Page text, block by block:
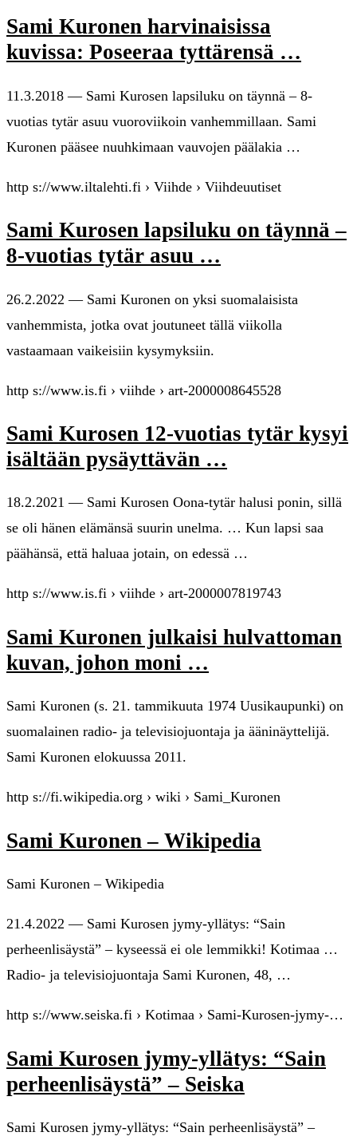
Sami Kuronen harvinaisissa
kuvissa: Poseeraa tyttärensä …
11.3.2018 — Sami Kurosen lapsiluku on täynnä – 8-
vuotias tytär asuu vuoroviikoin vanhemmillaan. Sami
Kuronen pääsee nuuhkimaan vauvojen päälakia …
http s://www.iltalehti.fi › Viihde › Viihdeuutiset
Sami Kurosen lapsiluku on täynnä –
8-vuotias tytär asuu …
26.2.2022 — Sami Kuronen on yksi suomalaisista
vanhemmista, jotka ovat joutuneet tällä viikolla
vastaamaan vaikeisiin kysymyksiin.
http s://www.is.fi › viihde › art-2000008645528
Sami Kurosen 12-vuotias tytär kysyi
isältään pysäyttävän …
18.2.2021 — Sami Kurosen Oona-tytär halusi ponin, sillä
se oli hänen elämänsä suurin unelma. … Kun lapsi saa
päähänsä, että haluaa jotain, on edessä …
http s://www.is.fi › viihde › art-2000007819743
Sami Kuronen julkaisi hulvattoman
kuvan, johon moni …
Sami Kuronen (s. 21. tammikuuta 1974 Uusikaupunki) on
suomalainen radio- ja televisiojuontaja ja ääninäyttelijä.
Sami Kuronen elokuussa 2011.
http s://fi.wikipedia.org › wiki › Sami_Kuronen
Sami Kuronen – Wikipedia
Sami Kuronen – Wikipedia
21.4.2022 — Sami Kurosen jymy-yllätys: “Sain
perheenlisäystä” – kyseessä ei ole lemmikki! Kotimaa …
Radio- ja televisiojuontaja Sami Kuronen, 48, …
http s://www.seiska.fi › Kotimaa › Sami-Kurosen-jymy-…
Sami Kurosen jymy-yllätys: “Sain
perheenlisäystä” – Seiska
Sami Kurosen jymy-yllätys: “Sain perheenlisäystä” –